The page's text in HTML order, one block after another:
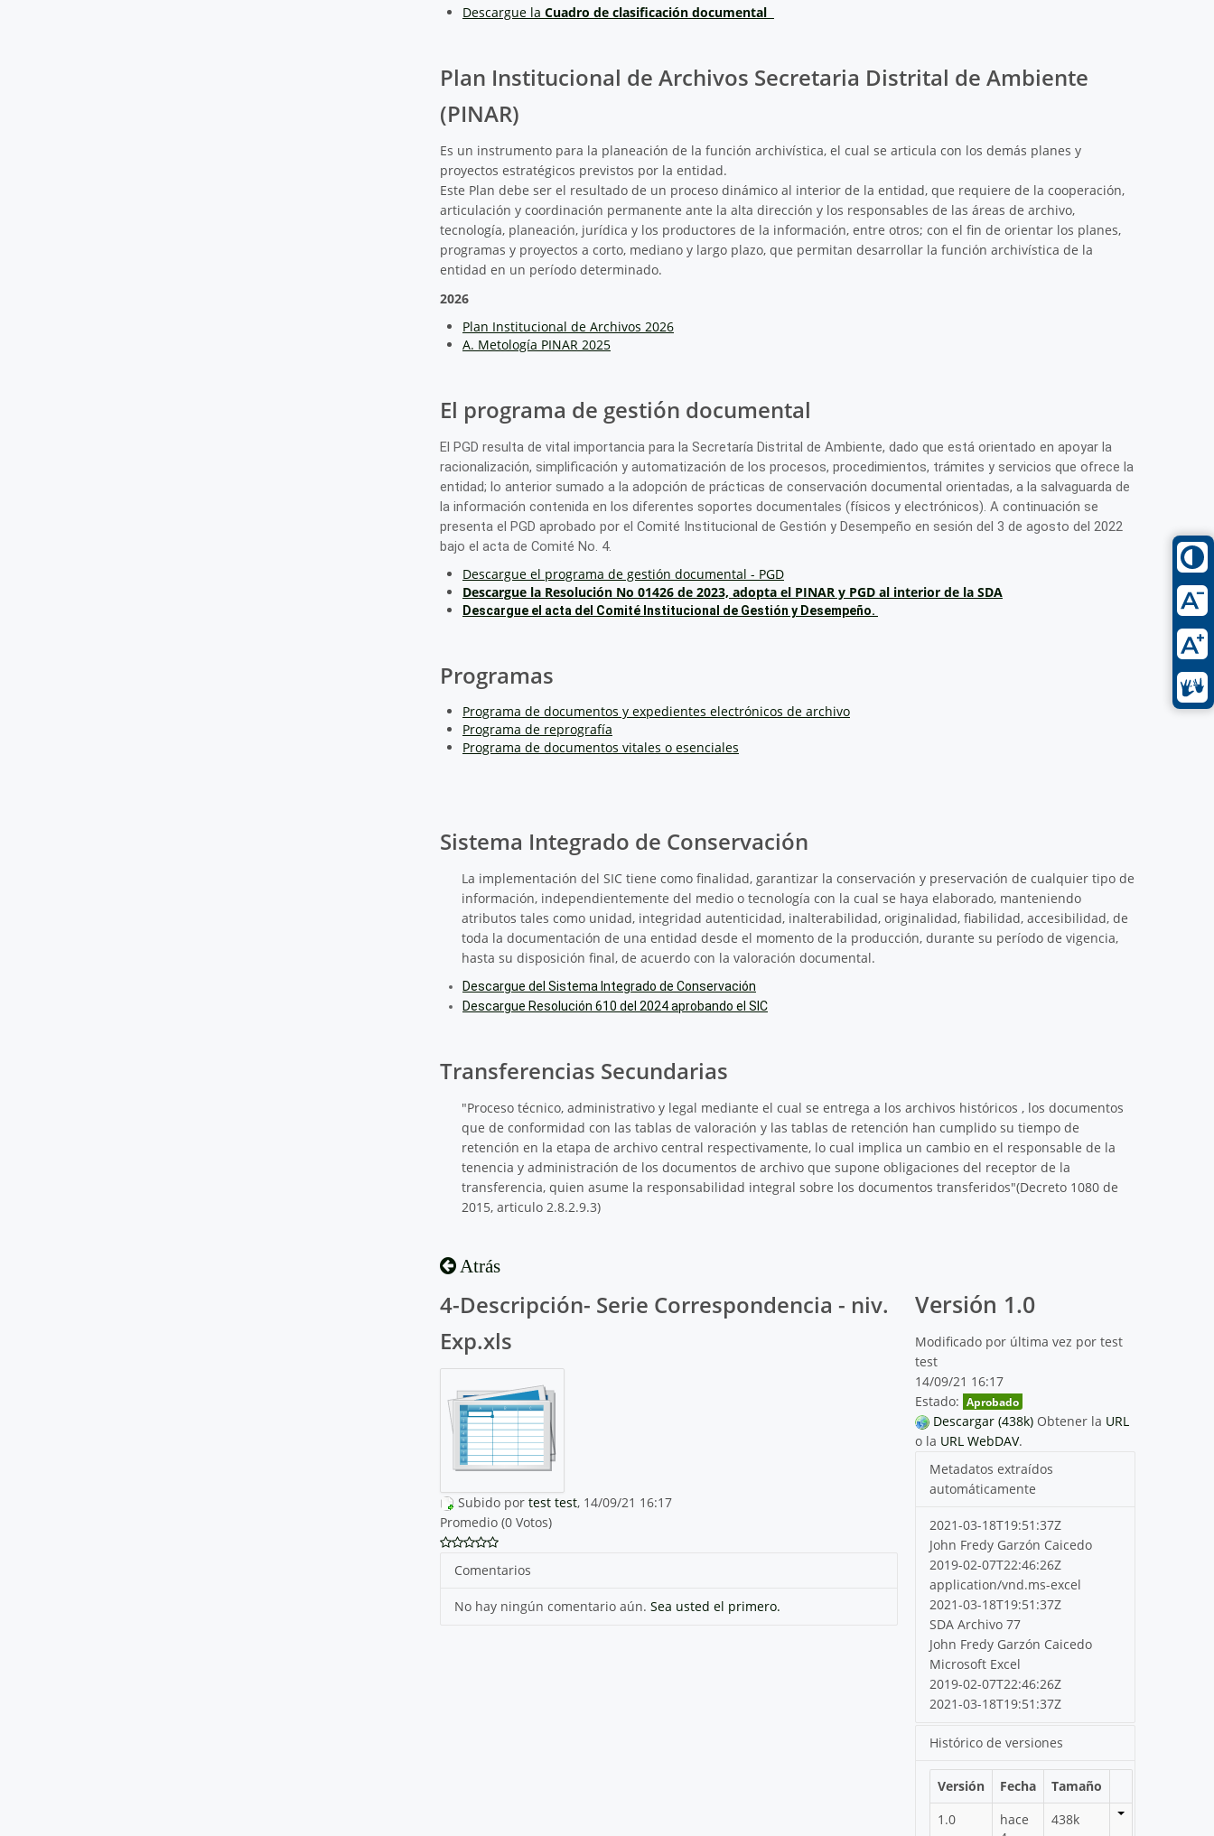
Descargue la Cuadro de clasificación documental
Plan Institucional de Archivos Secretaria Distrital de Ambiente
(PINAR)
Es un instrumento para la planeación de la función archivística, el cual se articula con los demás planes y
proyectos estratégicos previstos por la entidad.
Este Plan debe ser el resultado de un proceso dinámico al interior de la entidad, que requiere de la cooperación,
articulación y coordinación permanente ante la alta dirección y los responsables de las áreas de archivo,
tecnología, planeación, jurídica y los productores de la información, entre otros; con el fin de orientar los planes,
programas y proyectos a corto, mediano y largo plazo, que permitan desarrollar la función archivística de la
entidad en un período determinado.
2026
Plan Institucional de Archivos 2026
A. Metología PINAR 2025
El programa de gestión documental
El PGD resulta de vital importancia para la Secretaría Distrital de Ambiente, dado que está orientado en apoyar la
racionalización, simplificación y automatización de los procesos, procedimientos, trámites y servicios que ofrece la
entidad; lo anterior sumado a la adopción de prácticas de conservación documental orientadas, a la salvaguarda de
la información contenida en los diferentes soportes documentales (físicos y electrónicos). A continuación se
presenta el PGD aprobado por el Comité Institucional de Gestión y Desempeño en sesión del 3 de agosto del 2022
bajo el acta de Comité No. 4.
Descargue el programa de gestión documental - PGD
Descargue la Resolución No 01426 de 2023, adopta el PINAR y PGD al interior de la SDA
Descargue el acta del Comité Institucional de Gestión y Desempeño.
Programas
Programa de documentos y expedientes electrónicos de archivo
Programa de reprografía
Programa de documentos vitales o esenciales
Sistema Integrado de Conservación
La implementación del SIC tiene como finalidad, garantizar la conservación y preservación de cualquier tipo de
información, independientemente del medio o tecnología con la cual se haya elaborado, manteniendo
atributos tales como unidad, integridad autenticidad, inalterabilidad, originalidad, fiabilidad, accesibilidad, de
toda la documentación de una entidad desde el momento de la producción, durante su período de vigencia,
hasta su disposición final, de acuerdo con la valoración documental.
Descargue del Sistema Integrado de Conservación
Descargue Resolución 610 del 2024 aprobando el SIC
Transferencias Secundarias
"Proceso técnico, administrativo y legal mediante el cual se entrega a los archivos históricos , los documentos
que de conformidad con las tablas de valoración y las tablas de retención han cumplido su tiempo de
retención en la etapa de archivo central respectivamente, lo cual implica un cambio en el responsable de la
tenencia y administración de los documentos de archivo que supone obligaciones del receptor de la
transferencia, quien asume la responsabilidad integral sobre los documentos transferidos"(Decreto 1080 de
2015, articulo 2.8.2.9.3)
Atrás
4-Descripción- Serie Correspondencia - niv.
Exp.xls
Subido por test test, 14/09/21 16:17
Promedio (0 Votos)
Comentarios
No hay ningún comentario aún. Sea usted el primero.
Versión 1.0
Modificado por última vez por test
test
14/09/21 16:17
Estado: Aprobado
Descargar (438k) Obtener la URL
o la URL WebDAV.
Metadatos extraídos
automáticamente
2021-03-18T19:51:37Z
John Fredy Garzón Caicedo
2019-02-07T22:46:26Z
application/vnd.ms-excel
2021-03-18T19:51:37Z
SDA Archivo 77
John Fredy Garzón Caicedo
Microsoft Excel
2019-02-07T22:46:26Z
2021-03-18T19:51:37Z
Histórico de versiones
Versión Fecha
Tamaño
1.0
hace
438k